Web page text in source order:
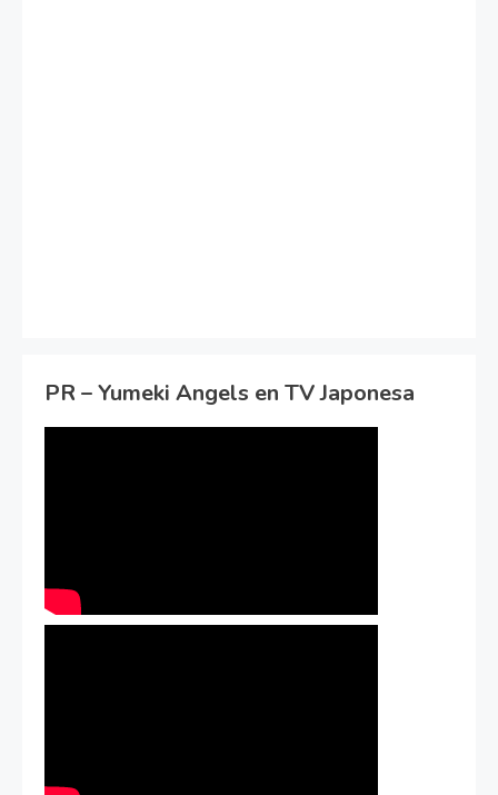
PR – Yumeki Angels en TV Japonesa